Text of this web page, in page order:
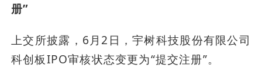
册”
上交所披露，6月2日，宇树科技股份有限公司
科创板IPO审核状态变更为“提交注册”。